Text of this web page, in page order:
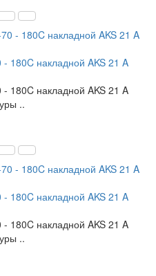
180C накладной AKS 21 A
180C накладной AKS 21 A
..
180C накладной AKS 21 A
180C накладной AKS 21 A
..